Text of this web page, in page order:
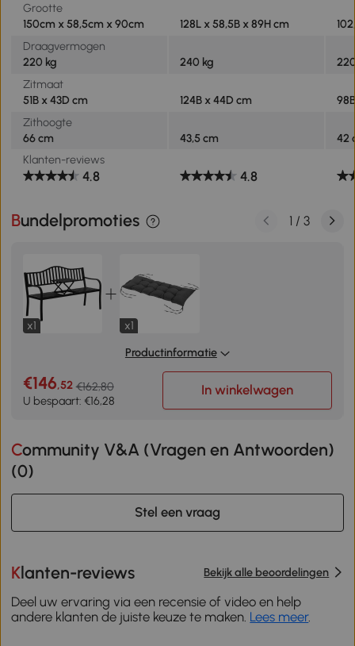
Grootte
150cm x 58,5cm x 90cm
128L x 58,5B x 89H cm
Draagvermogen
220 kg
240 kg
Zitmaat
51B x 43D cm
124B x 44D cm
Zithoogte
66 cm
43,5 cm
42
Klanten-reviews
4.8 4.8
Bundelpromoties
x1
x1
Productinformatie
€146,52 €162,80
U bespaart: €16,28
In winkelwagen
1 / 3
Community V&A (Vragen en Antwoorden)
(0)
Stel een vraag
Klanten-reviews Bekijk alle beoordelingen
Deel uw ervaring via een recensie of video en help
andere klanten de juiste keuze te maken. Lees meer.